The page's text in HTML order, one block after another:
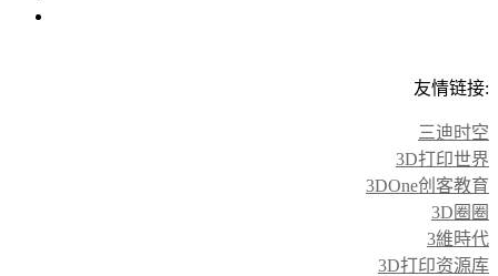
友情链接:
三迪时空
3D打印世界
3DOne创客教育
3D圈圈
3維時代
3D打印资源库